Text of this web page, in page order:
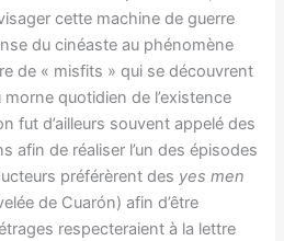
cette machine de guerre
du cinéaste au phénomène
de « misfits » qui se découvrent
quotidien de l’existence
fut d’ailleurs souvent appelé des
afin de réaliser l’un des épisodes
préférèrent des yes men
de Cuarón) afin d’être
respecteraient à la lettre